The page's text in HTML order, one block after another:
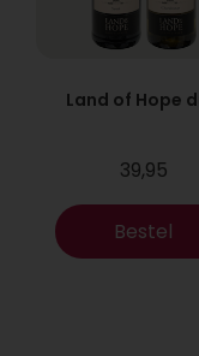
Land of Hope
39,95
Bestel